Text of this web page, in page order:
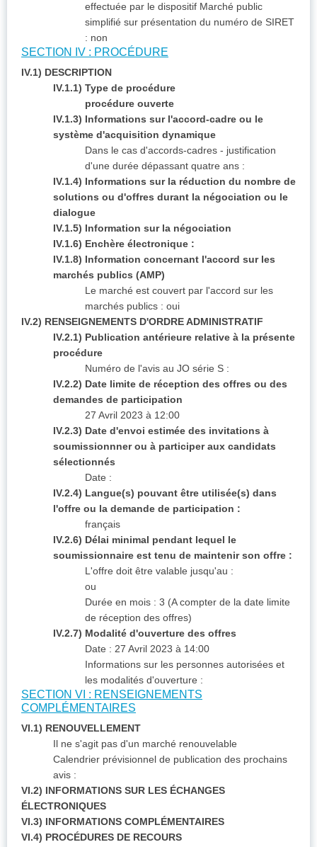
effectuée par le dispositif Marché public
simplifié sur présentation du numéro de SIRET
: non
SECTION IV : PROCÉDURE
IV.1) DESCRIPTION
IV.1.1) Type de procédure
procédure ouverte
IV.1.3) Informations sur l'accord-cadre ou le
système d'acquisition dynamique
Dans le cas d'accords-cadres - justification
d'une durée dépassant quatre ans :
IV.1.4) Informations sur la réduction du nombre de
solutions ou d'offres durant la négociation ou le
dialogue
IV.1.5) Information sur la négociation
IV.1.6) Enchère électronique :
IV.1.8) Information concernant l'accord sur les
marchés publics (AMP)
Le marché est couvert par l'accord sur les
marchés publics : oui
IV.2) RENSEIGNEMENTS D'ORDRE ADMINISTRATIF
IV.2.1) Publication antérieure relative à la présente
procédure
Numéro de l'avis au JO série S :
IV.2.2) Date limite de réception des offres ou des
demandes de participation
27 Avril 2023 à 12:00
IV.2.3) Date d'envoi estimée des invitations à
soumissionnner ou à participer aux candidats
sélectionnés
Date :
IV.2.4) Langue(s) pouvant être utilisée(s) dans
l'offre ou la demande de participation :
français
IV.2.6) Délai minimal pendant lequel le
soumissionnaire est tenu de maintenir son offre :
L'offre doit être valable jusqu'au :
ou
Durée en mois : 3 (A compter de la date limite
de réception des offres)
IV.2.7) Modalité d'ouverture des offres
Date : 27 Avril 2023 à 14:00
Informations sur les personnes autorisées et
les modalités d'ouverture :
SECTION VI : RENSEIGNEMENTS
COMPLÉMENTAIRES
VI.1) RENOUVELLEMENT
Il ne s'agit pas d'un marché renouvelable
Calendrier prévisionnel de publication des prochains
avis :
VI.2) INFORMATIONS SUR LES ÉCHANGES
ÉLECTRONIQUES
VI.3) INFORMATIONS COMPLÉMENTAIRES
VI.4) PROCÉDURES DE RECOURS